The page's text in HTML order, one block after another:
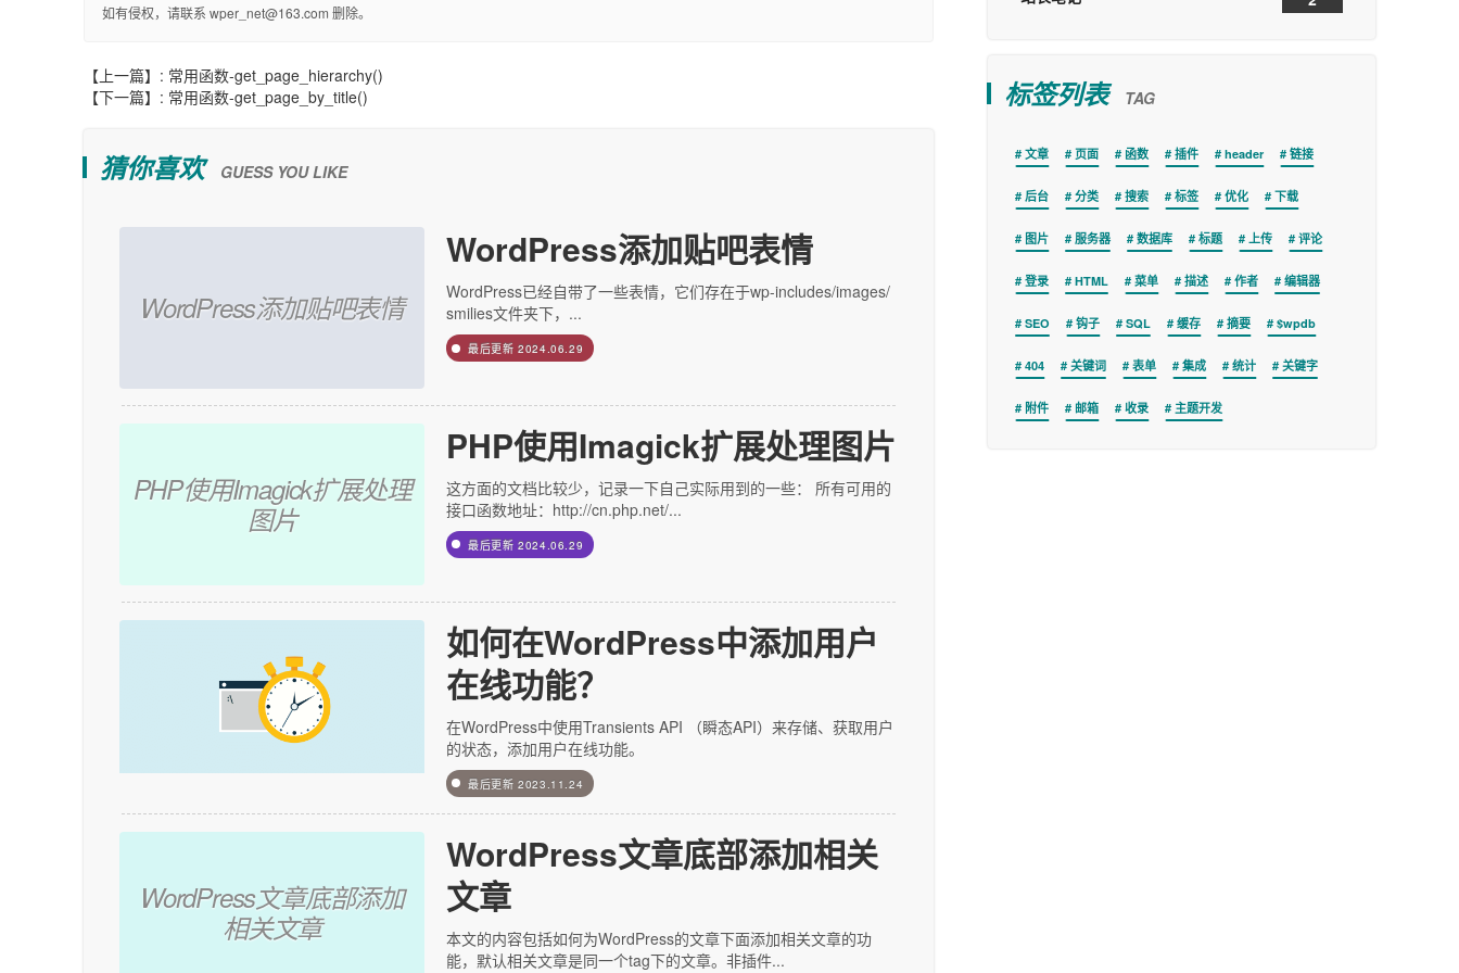
如有侵权，请联系 wper_net@163.com 删除。
【上一篇】: 常用函数-get_page_hierarchy()
【下一篇】: 常用函数-get_page_by_title()
猜你喜欢 GUESS YOU LIKE
WordPress添加贴吧表情
WordPress添加贴吧表情
WordPress已经自带了一些表情，它们存在于wp-includes/images/
smilies文件夹下，...
最后更新2024.06.29
PHP使用Imagick扩展处理
图片
PHP使用Imagick扩展处理图片
这方面的文档比较少，记录一下自己实际用到的一些： 所有可用的
接口函数地址：http://cn.php.net/...
最后更新2024.06.29
如何在WordPress中添加用户
在线功能？
在WordPress中使用Transients API （瞬态API）来存储、获取用户
的状态，添加用户在线功能。
最后更新2023.11.24
WordPress文章底部添加
相关文章
WordPress文章底部添加相关
文章
本文的内容包括如何为WordPress的文章下面添加相关文章的功
能，默认相关文章是同一个tag下的文章。非插件...
标签列表 TAG
文章 页面 函数 插件 header 链接
后台 分类 搜索 标签 优化 下载
图片 服务器 数据库 标题 上传 评论
登录 HTML 菜单 描述 作者 编辑器
SEO 钩子 SQL 缓存 摘要 $wpdb
404 关键词 表单 集成 统计 关键字
附件 邮箱 收录 主题开发